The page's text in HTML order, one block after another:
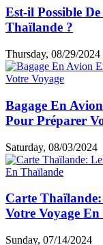
Est-il Possible
Thaïlande ?
Thursday, 08/29/2024
Bagage En
Pour Préparer
Saturday, 08/03/2024
Carte
Votre Voyage
Sunday, 07/14/2024